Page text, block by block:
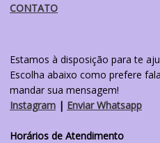
CONTATO
Estamos à disposição para te
Escolha abaixo como prefere
mandar sua mensagem!
Instagram | Enviar Whatsapp
Horários de Atendimento